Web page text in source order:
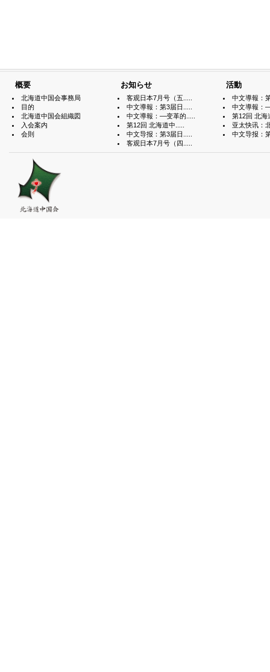
概要
北海道中国会事務局
目的
北海道中国会組織図
入会案内
会則
お知らせ
客观日本7月号（五.....
中文導報：第3届日.....
中文導報：—变革的.....
第12回 北海道中.....
中文导报：第3届日.....
客观日本7月号（四.....
活動
中文導報：
中文導報：
第12回 北海
亚太快讯：
中文导报：